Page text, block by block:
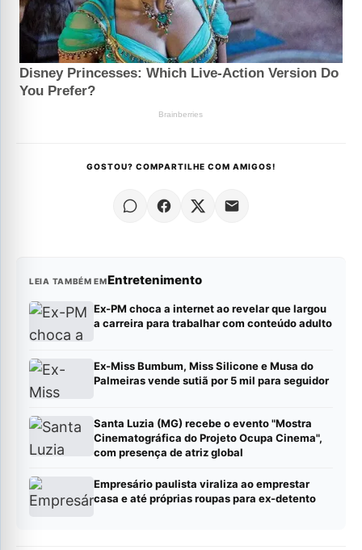
GOSTOU? COMPARTILHE COM AMIGOS!
LEIA TAMBÉM EMEntretenimento
Ex-PM choca a internet ao revelar que largou
a carreira para trabalhar com conteúdo adulto
Ex-Miss Bumbum, Miss Silicone e Musa do
Palmeiras vende sutiã por 5 mil para seguidor
Santa Luzia (MG) recebe o evento "Mostra
Cinematográfica do Projeto Ocupa Cinema",
com presença de atriz global
Empresário paulista viraliza ao emprestar
casa e até próprias roupas para ex-detento